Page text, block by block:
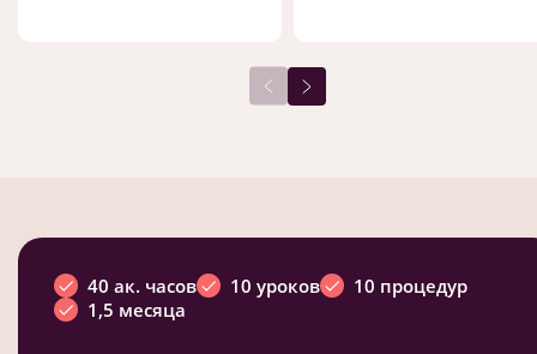
40 ак. часов 10 уроков
10 процедур
1,5 месяца